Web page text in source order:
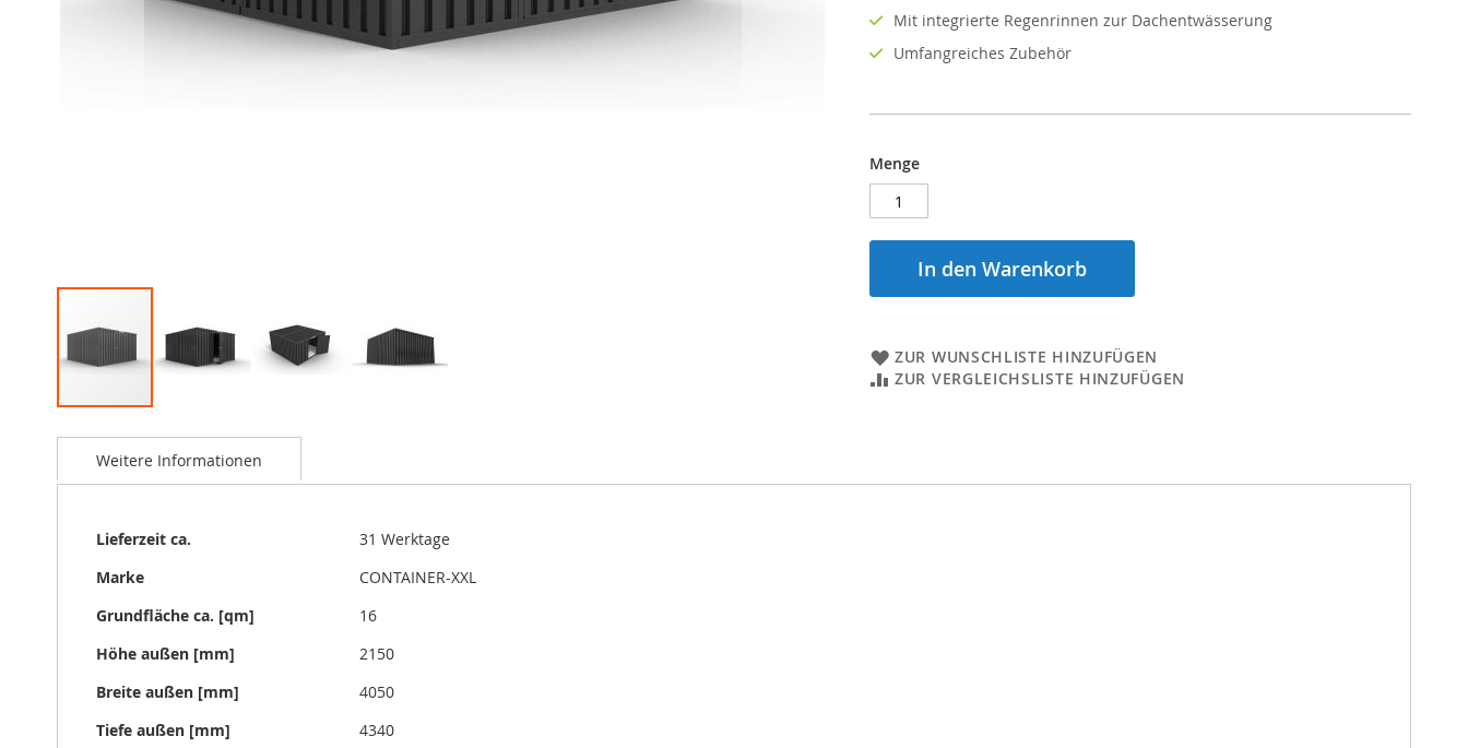
Anfang
Bildgalerie
Mit integrierte Regenrinnen zur Dachentwässerung
Umfangreiches Zubehör
Menge
In den Warenkorb
ZUR WUNSCHLISTE HINZUFÜGEN
ZUR VERGLEICHSLISTE HINZUFÜGEN
Weitere Informationen
Weitere
Lieferzeit ca.
31 Werktage
Marke
CONTAINER-XXL
Grundfläche ca. [qm]
16
Höhe außen [mm]
2150
Breite außen [mm]
4050
Tiefe außen [mm]
4340